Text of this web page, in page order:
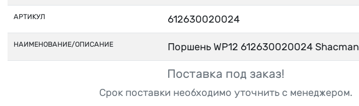
АРТИКУЛ 612630020024
НАИМЕНОВАНИЕ/ОПИСАНИЕ Поршень WP12 612630020024 Shacman
Поставка под заказ!
Срок поставки необходимо уточнить с менеджером.